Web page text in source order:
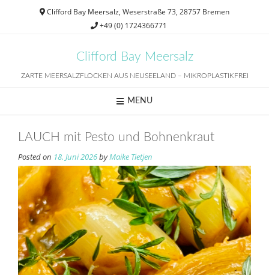
Clifford Bay Meersalz, Weserstraße 73, 28757 Bremen
+49 (0) 1724366771
Clifford Bay Meersalz
ZARTE MEERSALZFLOCKEN AUS NEUSEELAND – MIKROPLASTIKFREI
MENU
LAUCH mit Pesto und Bohnenkraut
Posted on 18. Juni 2026byMaike Tietjen